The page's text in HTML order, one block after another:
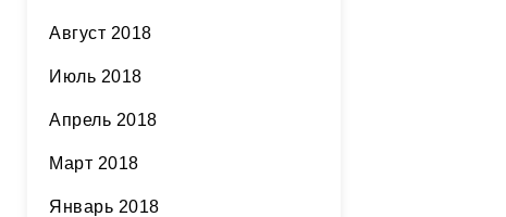
Август 2018
Июль 2018
Апрель 2018
Март 2018
Январь 2018